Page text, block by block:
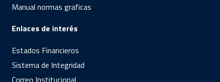
Manual normas graficas
Enlaces de interés
Estados Financieros
Sistema de Integridad
Correo Institucional